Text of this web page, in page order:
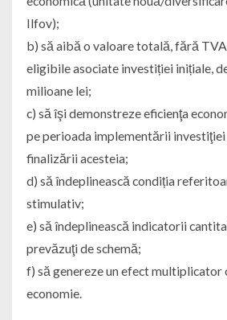
Ilfov);
b) să aibă o valoare totală, fără
eligibile asociate investiției inițiale,
milioane lei;
c) să îşi demonstreze eficienţa
pe perioada implementării investiţiei
finalizării acesteia;
d) să îndeplinească condiția
stimulativ;
e) să îndeplinească indicatorii
prevăzuţi de schemă;
f) să genereze un efect multiplicator
economie.